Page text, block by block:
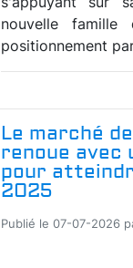
nouvelle
positionnement
Le marché
renoue avec
pour
2025
Publié le 07-07-2026